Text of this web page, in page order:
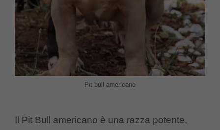
Pit bull americano
Il Pit Bull americano è una razza potente,